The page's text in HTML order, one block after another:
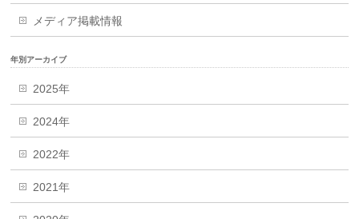
メディア掲載情報
年別アーカイブ
2025年
2024年
2022年
2021年